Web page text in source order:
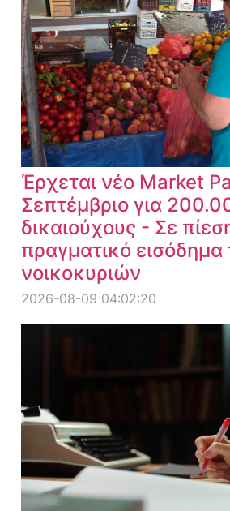
Έρχεται νέο Market
Σεπτέμβριο για
δικαιούχους - Σε
πραγματικό
νοικοκυριών
2026-08-09 04:02:20